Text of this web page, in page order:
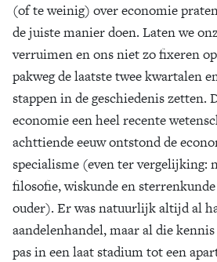
(of te weinig) over economie
de juiste manier doen. Laten we
verruimen en ons niet zo fixeren
pakweg de laatste twee kwartalen
stappen in de geschiedenis zetten.
economie een heel recente
achttiende eeuw ontstond de
specialisme (even ter vergelijking:
filosofie, wiskunde en
ouder). Er was natuurlijk altijd al
aandelenhandel, maar al die
pas in een laat stadium tot een